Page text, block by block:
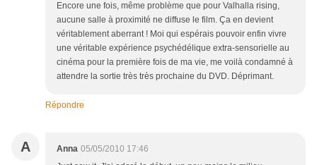
Encore une fois, même problème que pour Valhalla rising,
aucune salle à proximité ne diffuse le film. Ça en devient
véritablement aberrant ! Moi qui espérais pouvoir enfin vivre
une véritable expérience psychédélique extra-sensorielle au
cinéma pour la première fois de ma vie, me voilà condamné à
attendre la sortie très très prochaine du DVD. Déprimant.
Répondre
A Anna 05/05/2010 17:46